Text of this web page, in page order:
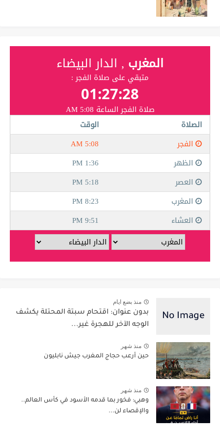
منذ بضع ايام
بدون عنوان: اقتحام سبتة المحتلة يكشف
الوجه الآخر للهجرة غير...
منذ شهر
حين أرعب حجاج المغرب جيش نابليون
منذ شهر
وهبي: فخور بما قدمه الأسود في كأس العالم..
والإقصاء لن...